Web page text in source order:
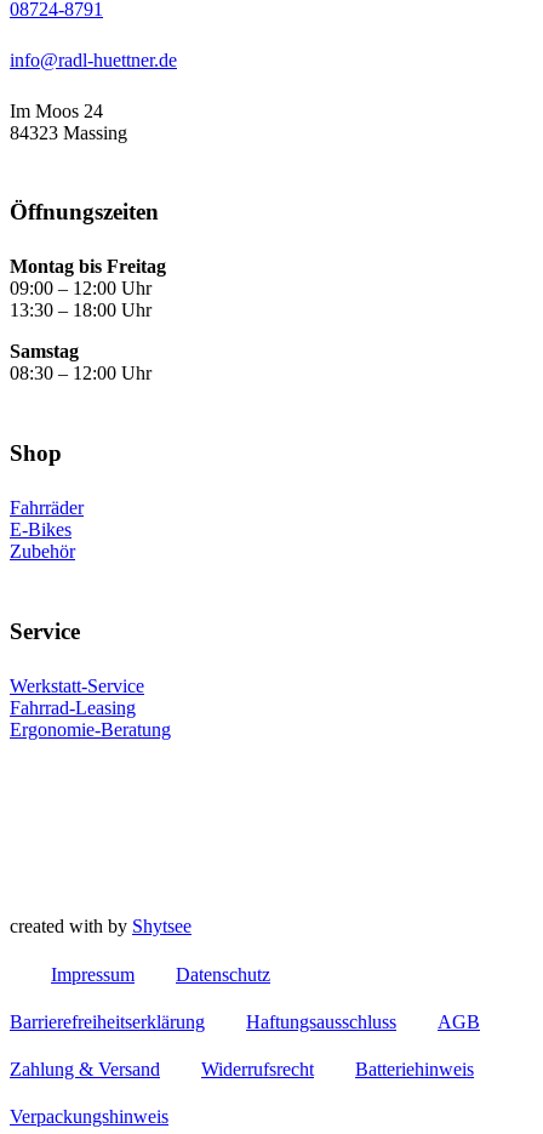
08724-8791
info@radl-huettner.de
Im Moos 24
84323 Massing
Öffnungs­zeiten
Montag bis Freitag
09:00 – 12:00 Uhr
13:30 – 18:00 Uhr
Samstag
08:30 – 12:00 Uhr
Shop
Fahrräder
E-Bikes
Zubehör
Service
Werkstatt-Service
Fahrrad-Leasing
Ergonomie-Beratung
created with by Shytsee
Impressum Datenschutz
Barrierefreiheitserklärung Haftungsausschluss AGB
Zahlung & Versand Widerrufsrecht Batteriehinweis
Verpackungshinweis